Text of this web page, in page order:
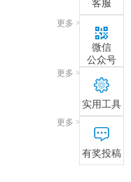
更多 >
更多 >
更多 >
客服
微信
公众号
实用工具
有奖投稿